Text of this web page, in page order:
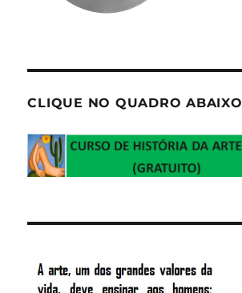
CLIQUE NO QUADRO ABAIXO